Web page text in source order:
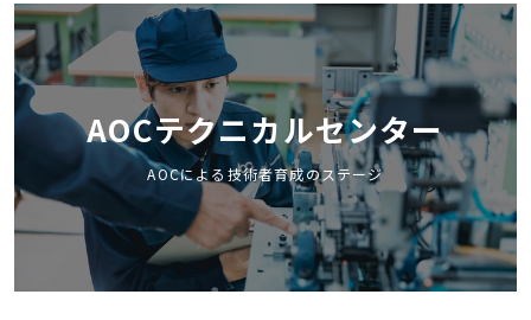
AOCテクニカルセンター
AOCによる技術者育成のステージ